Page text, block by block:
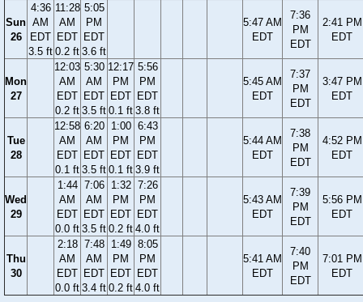
Sun
26
4:36
AM
EDT
3.5 ft
11:28
AM
EDT
0.2 ft
5:05
PM
EDT
3.6 ft
5:47 AM
EDT
7:36
PM
EDT
2:41 PM
EDT
Mon
27
12:03
AM
EDT
0.2 ft
5:30
AM
EDT
3.5 ft
12:17
PM
EDT
0.1 ft
5:56
PM
EDT
3.8 ft
5:45 AM
EDT
7:37
PM
EDT
3:47 PM
EDT
Tue
28
12:58
AM
EDT
0.1 ft
6:20
AM
EDT
3.5 ft
1:00
PM
EDT
0.1 ft
6:43
PM
EDT
3.9 ft
5:44 AM
EDT
7:38
PM
EDT
4:52 PM
EDT
Wed
29
1:44
AM
EDT
0.0 ft
7:06
AM
EDT
3.5 ft
1:32
PM
EDT
0.2 ft
7:26
PM
EDT
4.0 ft
5:43 AM
EDT
7:39
PM
EDT
5:56 PM
EDT
Thu
30
2:18
AM
EDT
0.0 ft
7:48
AM
EDT
3.4 ft
1:49
PM
EDT
0.2 ft
8:05
PM
EDT
4.0 ft
5:41 AM
EDT
7:40
PM
EDT
7:01 PM
EDT